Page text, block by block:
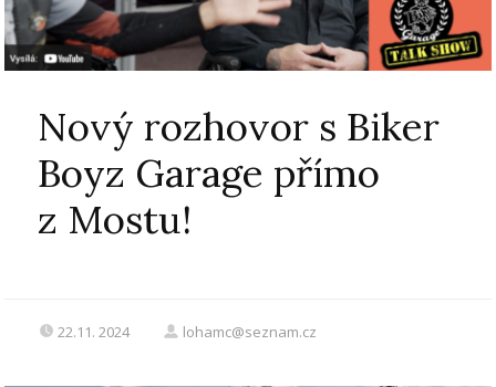
Nový rozhovor s Biker
Boyz Garage přímo
z Mostu!
22.11. 2024 lohamc@seznam.cz